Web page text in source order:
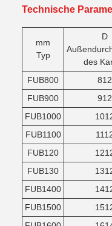
Technische
mm
Typ
D
des
FUB800 812
FUB900
912
FUB1000
FUB1100
FUB120
FUB130
FUB1400
FUB1500